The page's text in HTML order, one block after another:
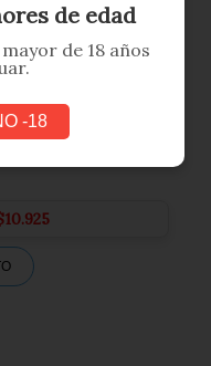
10.925
de edad
de 18 años
-18